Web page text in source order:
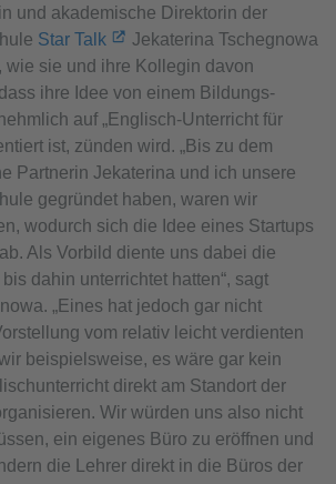
und akademische Direktorin der
Star Talk
Jekaterina Tschegnowa
wie sie und ihre Kollegin davon
ihre Idee von einem Bildungs-
auf „Englisch-Unterricht für
ist, zünden wird. „Bis zu dem
Partnerin Jekaterina und ich unsere
gegründet haben, waren wir
wodurch sich die Idee eines Startups
Als Vorbild diente uns dabei die
dahin unterrichtet hatten“, sagt
„Eines hat jedoch gar nicht
vom relativ leicht verdienten
beispielsweise, es wäre gar kein
direkt am Standort der
Wir würden uns also nicht
ein eigenes Büro zu eröffnen und
die Lehrer direkt in die Büros der